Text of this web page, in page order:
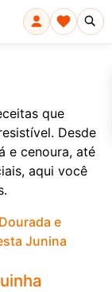
que
Desde
e cenoura, até
aqui você